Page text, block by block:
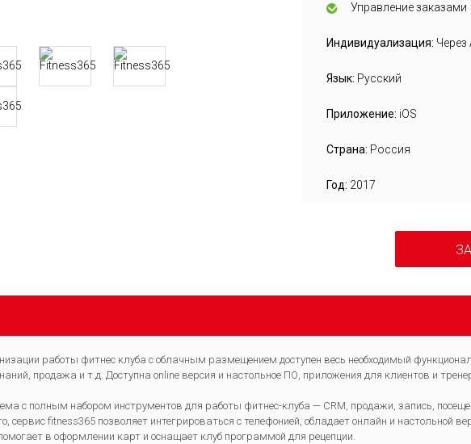
Управление заказами
Индивидуализация:
Язык: Русский
Приложение: iOS
Страна: Россия
Год: 2017
работы фитнес клуба с облачным размещением доступен весь необходимый
продажа и т.д. Доступна online версия и настольное ПО, приложения для клиентов и
с полным набором инструментов для работы фитнес-клуба — CRM, продажи, запись,
сервис fitness365 позволяет интегрироваться с телефонией, обладает онлайн и настольной
в оформлении карт и оснащает клуб программой для рецепции.